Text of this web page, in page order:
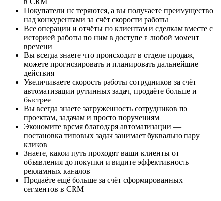
в CRM
Покупатели не теряются, а вы получаете преимущество
над конкурентами за счёт скорости работы
Все операции и отчёты по клиентам и сделкам вместе с
историей работы по ним в доступе в любой момент
времени
Вы всегда знаете что происходит в отделе продаж,
можете прогнозировать и планировать дальнейшие
действия
Увеличиваете скорость работы сотрудников за счёт
автоматизации рутинных задач, продаёте больше и
быстрее
Вы всегда знаете загруженность сотрудников по
проектам, задачам и просто поручениям
Экономите время благодаря автоматизации —
постановка типовых задач занимает буквально пару
кликов
Знаете, какой путь проходят ваши клиенты от
объявления до покупки и видите эффективность
рекламных каналов
Продаёте ещё больше за счёт сформированных
сегментов в CRM